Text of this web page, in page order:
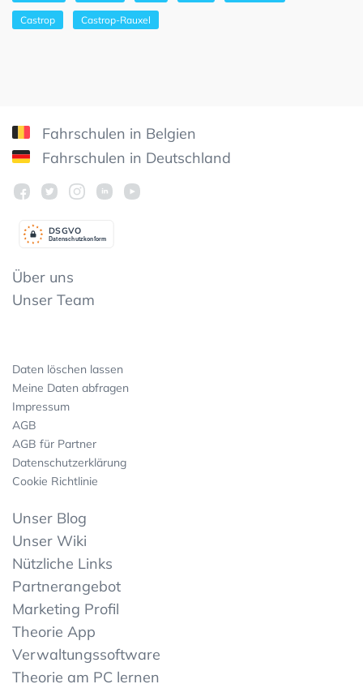
Castrop Castrop-Rauxel
Fahrschulen in Belgien
Fahrschulen in Deutschland
Datenschutzkonform
DSGVO
Über uns
Unser Team
Daten löschen lassen
Meine Daten abfragen
Impressum
AGB
AGB für Partner
Datenschutzerklärung
Cookie Richtlinie
Unser Blog
Unser Wiki
Nützliche Links
Partnerangebot
Marketing Profil
Theorie App
Verwaltungssoftware
Theorie am PC lernen